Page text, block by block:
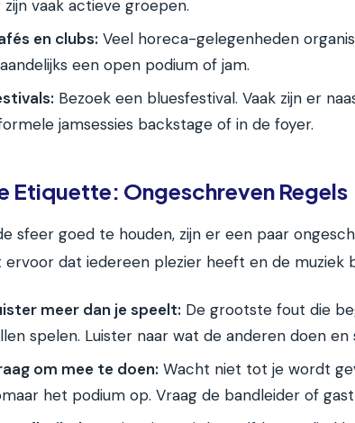
zijn vaak actieve groepen.
en clubs: Veel horeca-gelegenheden
een open podium of jam.
Bezoek een bluesfestival. Vaak zijn er
jamsessies backstage of in de foyer.
Etiquette: Ongeschreven Regels
sfeer goed te houden, zijn er een paar
ervoor dat iedereen plezier heeft en de muziek
meer dan je speelt: De grootste fout die
spelen. Luister naar wat de anderen doen en
om mee te doen: Wacht niet tot je wordt
het podium op. Vraag de bandleider of